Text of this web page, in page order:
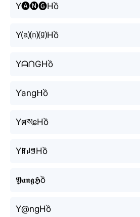
Y🅐🅝🅖Hồ
Y⒜⒩⒢Hồ
YᗩᑎGHồ
Ƴangᕼồ
YศསɕHồ
YꍏꈤꁅHồ
𝖄𝖆𝖓𝖌𝕳ồ
Y@ngHồ